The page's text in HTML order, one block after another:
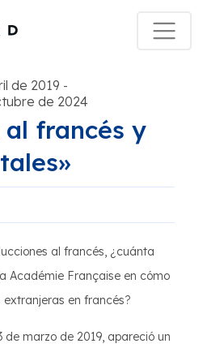
de 2019 -
de 2024
al francés y
al francés, ¿cuánta
Académie Française en cómo
en francés?
de marzo de 2019, apareció un